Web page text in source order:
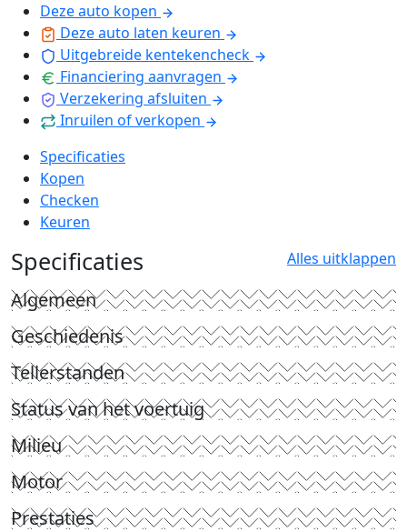
Deze auto kopen
Deze auto laten keuren
Uitgebreide kentekencheck
Financiering aanvragen
Verzekering afsluiten
Inruilen of verkopen
Specificaties
Kopen
Checken
Keuren
Specificaties Alles uitklappen
Algemeen
Geschiedenis
Tellerstanden
Status van het voertuig
Milieu
Motor
Prestaties